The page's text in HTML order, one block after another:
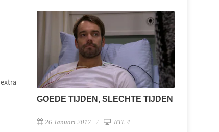
GOEDE TIJDEN, SLECHTE TIJDEN
26 Januari 2017 RTL 4